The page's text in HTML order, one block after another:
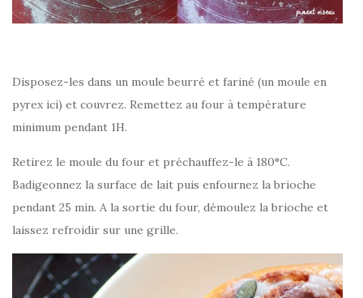
Disposez-les dans un moule beurré et fariné (un moule en
pyrex ici) et couvrez. Remettez au four à température
minimum pendant 1H.
Retirez le moule du four et préchauffez-le à 180°C.
Badigeonnez la surface de lait puis enfournez la brioche
pendant 25 min. A la sortie du four, démoulez la brioche et
laissez refroidir sur une grille.